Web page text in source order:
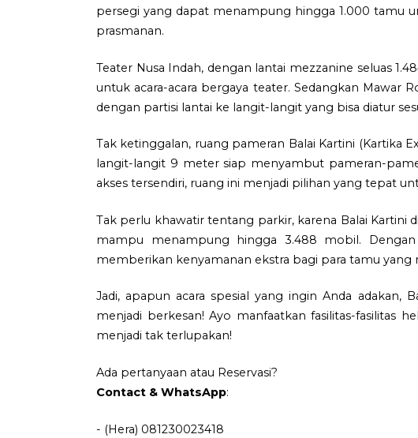
persegi yang dapat menampung hingga 1.000 tamu
prasmanan.
Teater Nusa Indah, dengan lantai mezzanine seluas
untuk acara-acara bergaya teater. Sedangkan Mawar
dengan partisi lantai ke langit-langit yang bisa diatur
Tak ketinggalan, ruang pameran Balai Kartini (Kartika
langit-langit 9 meter siap menyambut pameran-
akses tersendiri, ruang ini menjadi pilihan yang tepat
Tak perlu khawatir tentang parkir, karena Balai Kartini
mampu menampung hingga 3.488 mobil.
memberikan kenyamanan ekstra bagi para tamu yang
Jadi, apapun acara spesial yang ingin Anda adakan,
menjadi berkesan! Ayo manfaatkan fasilitas-fasilitas
menjadi tak terlupakan!
Ada pertanyaan atau Reservasi?
Contact & WhatsApp:
- (Hera) 081230023418